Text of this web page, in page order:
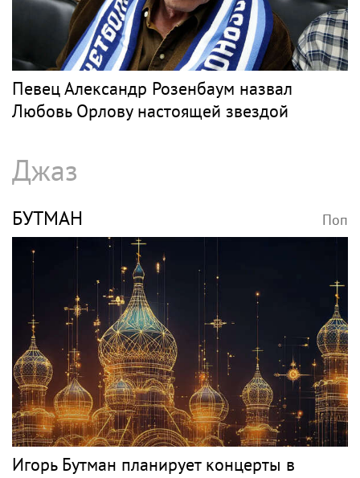
Певец Александр Розенбаум назвал
Любовь Орлову настоящей звездой
Джаз
БУТМАН Поп
Игорь Бутман планирует концерты в